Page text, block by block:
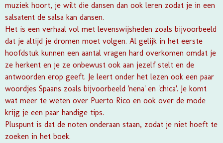
muziek hoort, je wilt die dansen dan ook leren zodat je in een
salsatent de salsa kan dansen.
Het is een verhaal vol met levenswijsheden zoals bijvoorbeeld
dat je altijd je dromen moet volgen. Al gelijk in het eerste
hoofdstuk kunnen een aantal vragen hard overkomen omdat je
ze herkent en je ze onbewust ook aan jezelf stelt en de
antwoorden erop geeft. Je leert onder het lezen ook een paar
woordjes Spaans zoals bijvoorbeeld 'nena' en 'chica'. Je komt
wat meer te weten over Puerto Rico en ook over de mode
krijg je een paar handige tips.
Pluspunt is dat de noten onderaan staan, zodat je niet hoeft te
zoeken in het boek.